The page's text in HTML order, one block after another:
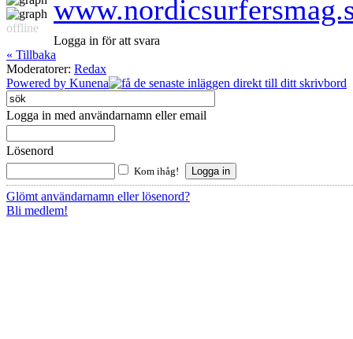
offline
Logga in för att svara
« Tillbaka
Moderatorer: Redax
Powered by Kunena
Logga in med användarnamn eller email
Lösenord
Kom ihåg!
Glömt användarnamn eller lösenord?
Bli medlem!